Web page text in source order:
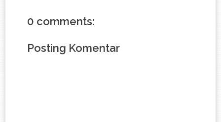
0 comments:
Posting Komentar